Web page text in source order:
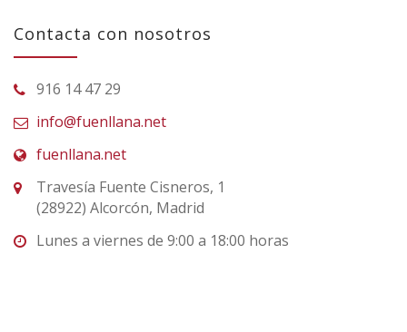
Contacta con nosotros
916 14 47 29
info@fuenllana.net
fuenllana.net
Travesía Fuente Cisneros, 1
(28922) Alcorcón, Madrid
Lunes a viernes de 9:00 a 18:00 horas